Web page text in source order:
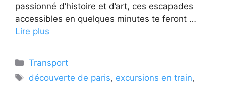
passionné d’histoire et d’art, ces escapades
accessibles en quelques minutes te feront …
Lire plus
Catégories
Transport
Étiquettes
découverte de paris, excursions en train,